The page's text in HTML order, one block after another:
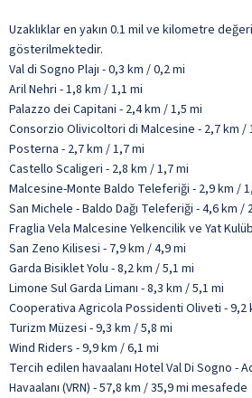
Uzaklıklar en yakın 0.1 mil ve kilometre
gösterilmektedir.
Val di Sogno Plajı - 0,3 km / 0,2 mi
Aril Nehri - 1,8 km / 1,1 mi
Palazzo dei Capitani - 2,4 km / 1,5 mi
Consorzio Olivicoltori di Malcesine - 2,7 km /
Posterna - 2,7 km / 1,7 mi
Castello Scaligeri - 2,8 km / 1,7 mi
Malcesine-Monte Baldo Teleferiği - 2,9 km /
San Michele - Baldo Dağı Teleferiği - 4,6 km /
Fraglia Vela Malcesine Yelkencilik ve Yat
San Zeno Kilisesi - 7,9 km / 4,9 mi
Garda Bisiklet Yolu - 8,2 km / 5,1 mi
Limone Sul Garda Limanı - 8,3 km / 5,1 mi
Cooperativa Agricola Possidenti Oliveti - 9,2
Turizm Müzesi - 9,3 km / 5,8 mi
Wind Riders - 9,9 km / 6,1 mi
Tercih edilen havaalanı Hotel Val Di Sogno -
Havaalanı (VRN) - 57,8 km / 35,9 mi mesafede